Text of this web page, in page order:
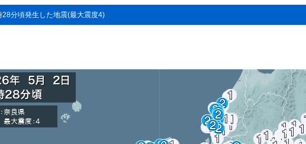
28分頃発生した地震(最大震度4)